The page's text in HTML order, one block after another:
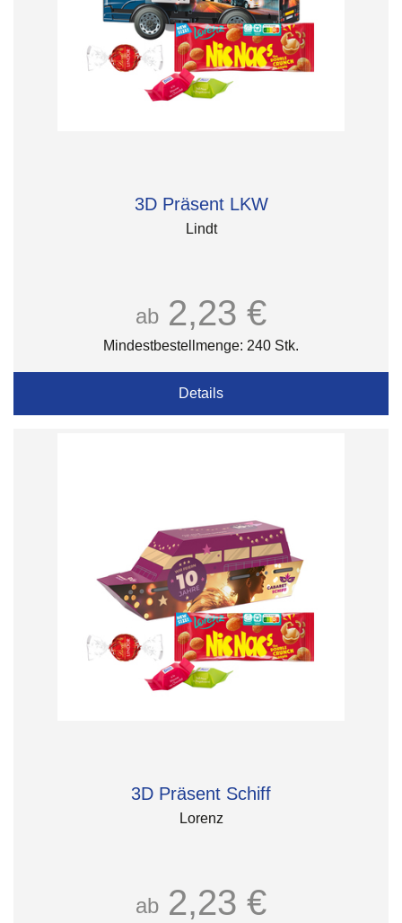
3D Präsent LKW
Lindt
ab 2,23 €
Mindestbestellmenge: 240 Stk.
Details
3D Präsent Schiff
Lorenz
ab 2,23 €